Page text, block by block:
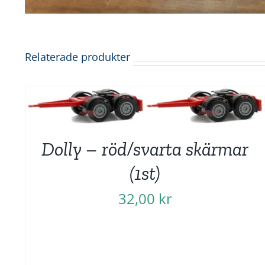
Relaterade produkter
Dolly – röd/svarta skärmar
(1st)
32,00 kr